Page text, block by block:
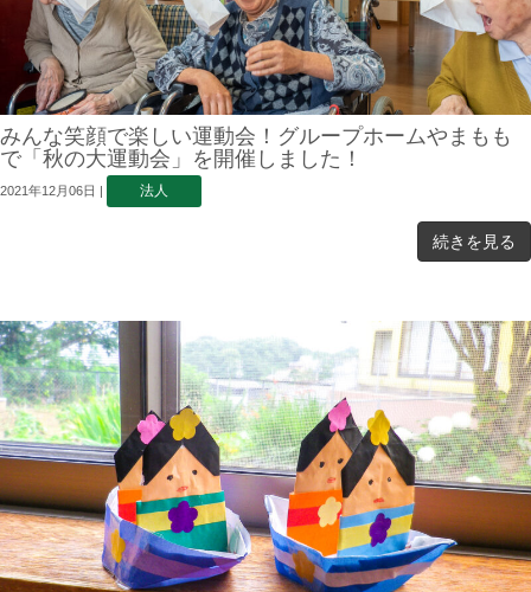
みんな笑顔で楽しい運動会！グループホームやまもも
で「秋の大運動会」を開催しました！
2021年12月06日 法人
続きを見る